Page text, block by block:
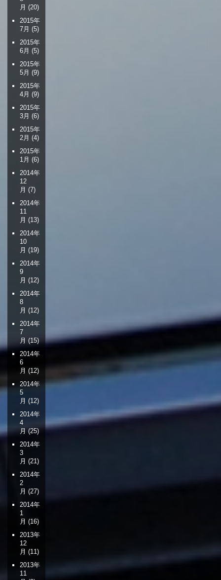
月 (20)
2015年
7月 (5)
2015年
6月 (5)
2015年
5月 (9)
2015年
4月 (9)
2015年
3月 (6)
2015年
2月 (4)
2015年
1月 (6)
2014年
12
月 (7)
2014年
11
月 (13)
2014年
10
月 (19)
2014年
9
月 (12)
2014年
8
月 (12)
2014年
7
月 (15)
2014年
6
月 (12)
2014年
5
月 (12)
2014年
4
月(25)
2014年
3
月 (21)
2014年
2
月 (27)
2014年
1
月 (16)
2013年
12
月 (11)
2013年
11